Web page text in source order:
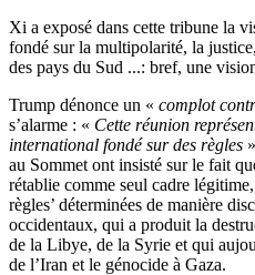
Xi a exposé dans cette tribune la
fondé sur la multipolarité, la
des pays du Sud ...: bref, une
Trump dénonce un « complot
s’alarme : « Cette réunion
international fondé sur des règles
au Sommet ont insisté sur le fait
rétablie comme seul cadre
règles’ déterminées de manière
occidentaux, qui a produit la
de la Libye, de la Syrie et qui
de l’Iran et le génocide à Gaza.